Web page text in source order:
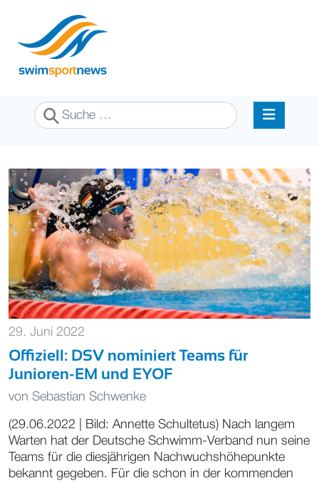
Suchen
29. Juni 2022
Offiziell: DSV nominiert Teams für
Junioren-EM und EYOF
von Sebastian Schwenke
(29.06.2022 | Bild: Annette Schultetus) Nach langem
Warten hat der Deutsche Schwimm-Verband nun seine
Teams für die diesjährigen Nachwuchshöhepunkte
bekannt gegeben. Für die schon in der kommenden